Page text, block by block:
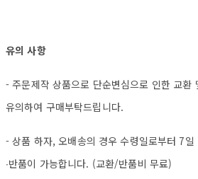
유의 사항
- 주문제작 상품으로 단순변심으로 인한 교환
유의하여 구매부탁드립니다.
- 상품 하자, 오배송의 경우 수령일로부터 7
∙반품이 가능합니다. (교환/반품비 무료)